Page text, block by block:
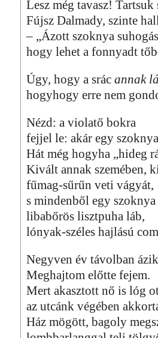
Lesz még tavasz! Tartsuk
Fújsz Dalmady, szinte
– „Ázott szoknya
hogy lehet a fonnyadt
Úgy, hogy a srác annak
hogyhogy erre nem
Nézd: a violatő bokra
fejjel le: akár egy
Hát még hogyha „hideg
Kivált annak szemében, ki
fűmag-sűrűn veti vágyát,
s mindenből egy
libabőrös lisztpuha láb,
lónyak-széles hajlású
Negyven év távolban
Meghajtom előtte fejem.
Mert akasztott nő is lóg
az utcánk végében
Ház mögött, bagoly